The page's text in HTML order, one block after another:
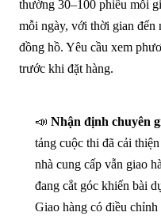
thường 30–100 phiếu mỗi
mỗi ngày, với thời gian đến
đồng hồ. Yêu cầu xem
trước khi đặt hàng.
📣 Nhận định chuyên
tảng cuộc thi đã cải
nhà cung cấp vẫn giao
đang cắt góc khiến bài
Giao hàng có điều